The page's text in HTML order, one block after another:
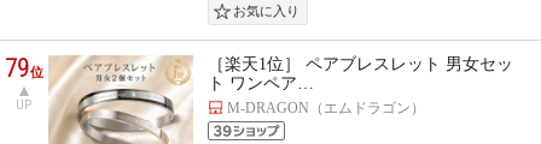
79位
UP
［楽天1位］ ペアブレスレット 男女セッ
ト ワンペア…
M-DRAGON（エムドラゴン）